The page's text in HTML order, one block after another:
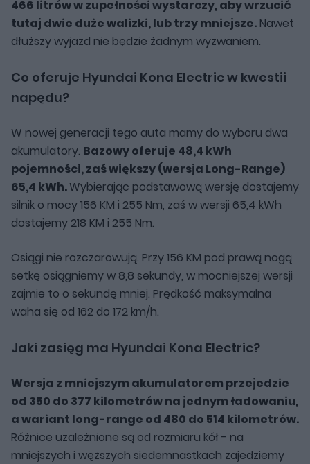
466 litrów w zupełności wystarczy, aby wrzucić
tutaj dwie duże walizki, lub trzy mniejsze. Nawet
dłuższy wyjazd nie będzie żadnym wyzwaniem.
Co oferuje Hyundai Kona Electric w kwestii
napędu?
W nowej generacji tego auta mamy do wyboru dwa
akumulatory. Bazowy oferuje 48,4 kWh
pojemności, zaś większy (wersja Long-Range)
65,4 kWh.Wybierając podstawową wersję dostajemy
silnik o mocy 156 KM i 255 Nm, zaś w wersji 65,4 kWh
dostajemy 218 KM i 255 Nm.
Osiągi nie rozczarowują. Przy 156 KM pod prawą nogą
setkę osiągniemy w 8,8 sekundy, w mocniejszej wersji
zajmie to o sekundę mniej. Prędkość maksymalna
waha się od 162 do 172 km/h.
Jaki zasięg ma Hyundai Kona Electric?
Wersja z mniejszym akumulatorem przejedzie
od 350 do 377 kilometrów na jednym ładowaniu,
a wariant long-range od 480 do 514 kilometrów.
Różnice uzależnione są od rozmiaru kół - na
mniejszych i węższych siedemnastkach zajedziemy